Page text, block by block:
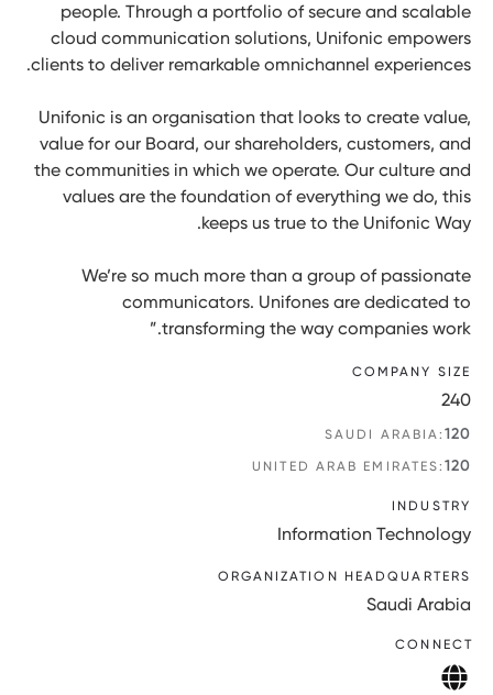
people. Through a portfolio of secure and scalable
cloud communication solutions, Unifonic empowers
clients to deliver remarkable omnichannel experiences.
Unifonic is an organisation that looks to create value,
value for our Board, our shareholders, customers, and
the communities in which we operate. Our culture and
values are the foundation of everything we do, this
keeps us true to the Unifonic Way.
We’re so much more than a group of passionate
communicators. Unifones are dedicated to
transforming the way companies work.”
COMPANY SIZE
240
SAUDI ARABIA:120
UNITED ARAB EMIRATES:120
INDUSTRY
Information Technology
ORGANIZATION HEADQUARTERS
Saudi Arabia
CONNECT